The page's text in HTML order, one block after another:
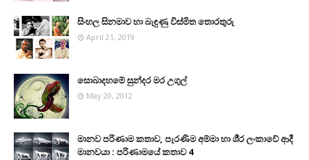
සිංහල සිනමාව හා බැඳුණු විස්මිත තොරතුරු
April 21, 2019
සොබාදහමේ සුන්දර මර උගුල්
May 20, 2012
මානව පරිණාම කතාව, පැරණිම අම්මා හා ශී‍්‍ර ලංකාවේ ආදී
මානවයා : පරිණාමයේ කතාව 4